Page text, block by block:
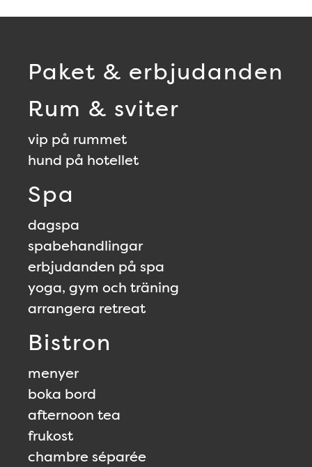
Paket & erbjudanden
Rum & sviter
vip på rummet
hund på hotellet
Spa
dagspa
spabehandlingar
erbjudanden på spa
yoga, gym och träning
arrangera retreat
Bistron
menyer
boka bord
afternoon tea
frukost
chambre séparée